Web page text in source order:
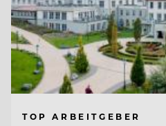
TOP ARBEITGEBER